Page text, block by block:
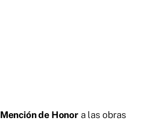
Mención de Honora las obras